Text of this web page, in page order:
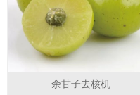
余甘子去核机
专利号： ZL2013 2 0363818.0
专利产品，仿冒违法！